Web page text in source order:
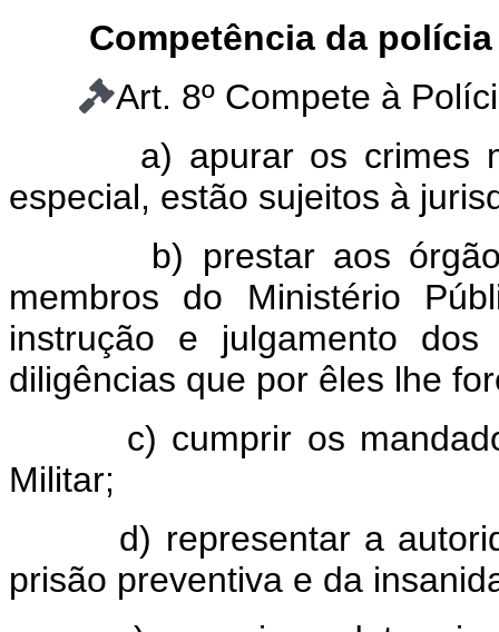
Competência da
Art. 8º Compete à
a) apurar os crimes
especial, estão sujeitos à
b) prestar aos órgãos
membros do Ministério
instrução e julgamento
diligências que por êles lhe
c) cumprir os mandados
Militar;
d) representar a
prisão preventiva e da